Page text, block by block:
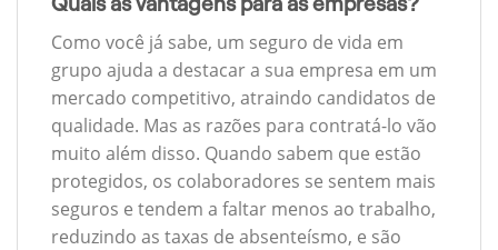
Como você já sabe, um seguro de vida em
grupo ajuda a destacar a sua empresa em um
mercado competitivo, atraindo candidatos de
qualidade. Mas as razões para contratá-lo vão
muito além disso. Quando sabem que estão
protegidos, os colaboradores se sentem mais
seguros e tendem a faltar menos ao trabalho,
reduzindo as taxas de absenteísmo, e são